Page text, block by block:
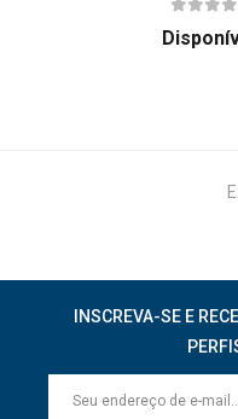
INSCREVA-SE E